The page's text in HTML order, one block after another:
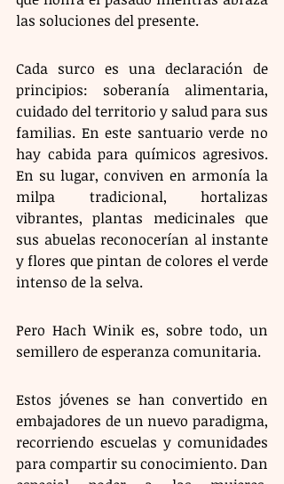
las soluciones del presente.
Cada surco es una declaración de
principios: soberanía alimentaria,
cuidado del territorio y salud para sus
familias. En este santuario verde no
hay cabida para químicos agresivos.
En su lugar, conviven en armonía la
milpa tradicional, hortalizas
vibrantes, plantas medicinales que
sus abuelas reconocerían al instante
y flores que pintan de colores el verde
intenso de la selva.
Pero Hach Winik es, sobre todo, un
semillero de esperanza comunitaria.
Estos jóvenes se han convertido en
embajadores de un nuevo paradigma,
recorriendo escuelas y comunidades
para compartir su conocimiento. Dan